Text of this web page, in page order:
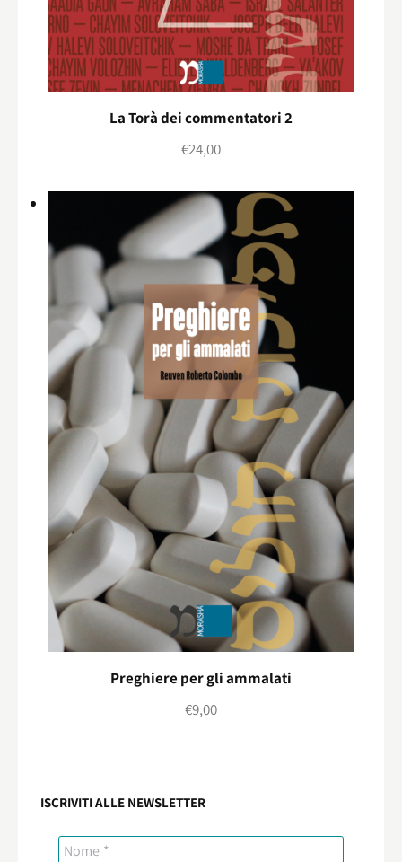
La Torà dei commentatori 2
€24,00
Preghiere per gli ammalati
€9,00
ISCRIVITI ALLE NEWSLETTER